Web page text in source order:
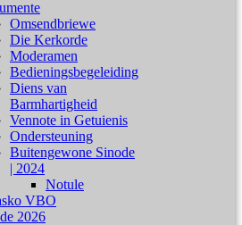
Omsendbriewe
Die Kerkorde
Moderamen
Bedieningsbegeleiding
Diens van
Barmhartigheid
Vennote in Getuienis
Ondersteuning
Buitengewone Sinode
| 2024
Notule
VBO
2026